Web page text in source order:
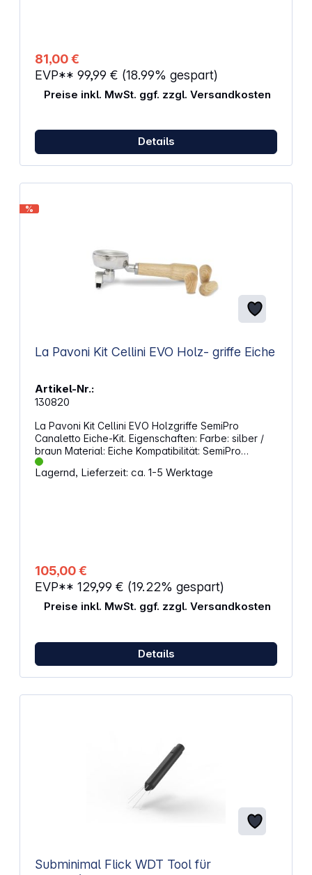
81,00 €
EVP** 99,99 € (18.99% gespart)
Preise inkl. MwSt. ggf. zzgl. Versandkosten
Details
%
La Pavoni Kit Cellini EVO Holz- griffe Eiche
Artikel-Nr.:
130820
La Pavoni Kit Cellini EVO Holzgriffe SemiPro
Canaletto Eiche-Kit. Eigenschaften: Farbe: silber /
braun Material: Eiche Kompatibilität: SemiPro
Maschine Filterhalterdurchmesser: 58 mm Gewicht:
230 g
Lagernd, Lieferzeit: ca. 1-5 Werktage
105,00 €
EVP** 129,99 € (19.22% gespart)
Preise inkl. MwSt. ggf. zzgl. Versandkosten
Details
Subminimal Flick WDT Tool für